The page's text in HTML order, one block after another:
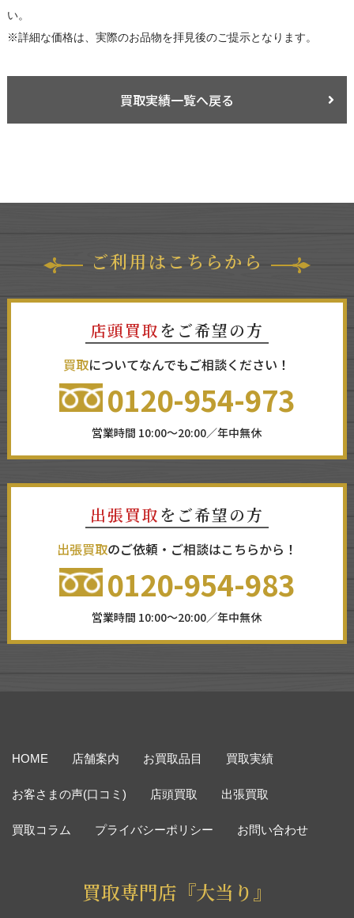
い。
※詳細な価格は、実際のお品物を拝見後のご提示となります。
買取実績一覧へ戻る
ご利用はこちらから
店頭買取 をご希望の方
買取についてなんでもご相談ください！
0120-954-973
営業時間 10:00～20:00／年中無休
出張買取 をご希望の方
出張買取のご依頼・ご相談はこちらから！
0120-954-983
営業時間 10:00～20:00／年中無休
HOME 店舗案内 お買取品目 買取実績
お客さまの声(口コミ) 店頭買取 出張買取
買取コラム プライバシーポリシー お問い合わせ
買取専門店『大当り』